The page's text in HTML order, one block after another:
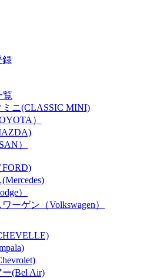
録
覧
ミニ(CLASSIC MINI)
）
）
）
ーゲン（Volkswagen）
(Bel Air)